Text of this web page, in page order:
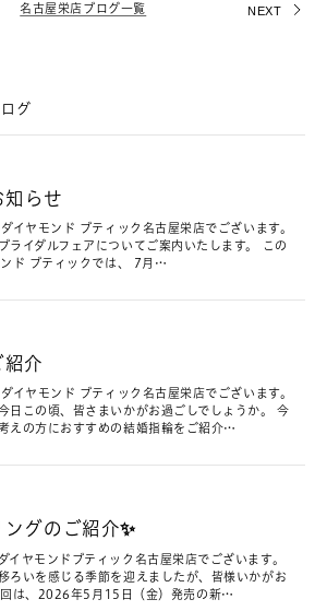
名古屋栄店ブログ一覧 NEXT
グ
らせ
イヤモンド ブティック名古屋栄店でございます。
ライダルフェアについてご案内いたします。 この
ド ブティックでは、 7月…
紹介
イヤモンド ブティック名古屋栄店でございます。
日この頃、皆さまいかがお過ごしでしょうか。 今
えの方におすすめの結婚指輪をご紹介…
グのご紹介✨
イヤモンドブティック名古屋栄店でございます。
ろいを感じる季節を迎えましたが、皆様いかがお
回は、2026年5月15日（金）発売の新…